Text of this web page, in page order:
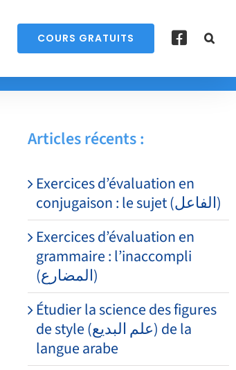
COURS GRATUITS
Articles récents :
Exercices d’évaluation en
conjugaison : le sujet (الفاعل)
Exercices d’évaluation en
grammaire : l’inaccompli
(المضارع)
Étudier la science des figures
de style (علم البديع) de la
langue arabe